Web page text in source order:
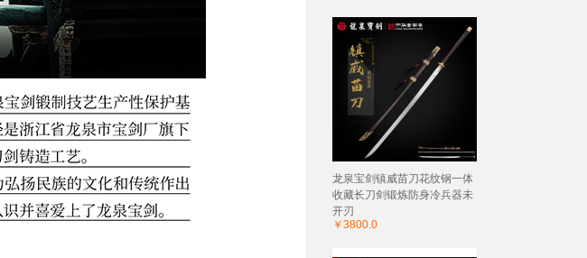
龙泉宝剑镇威苗刀花纹钢一体
收藏长刀剑锻炼防身冷兵器未
开刃
￥3800.0